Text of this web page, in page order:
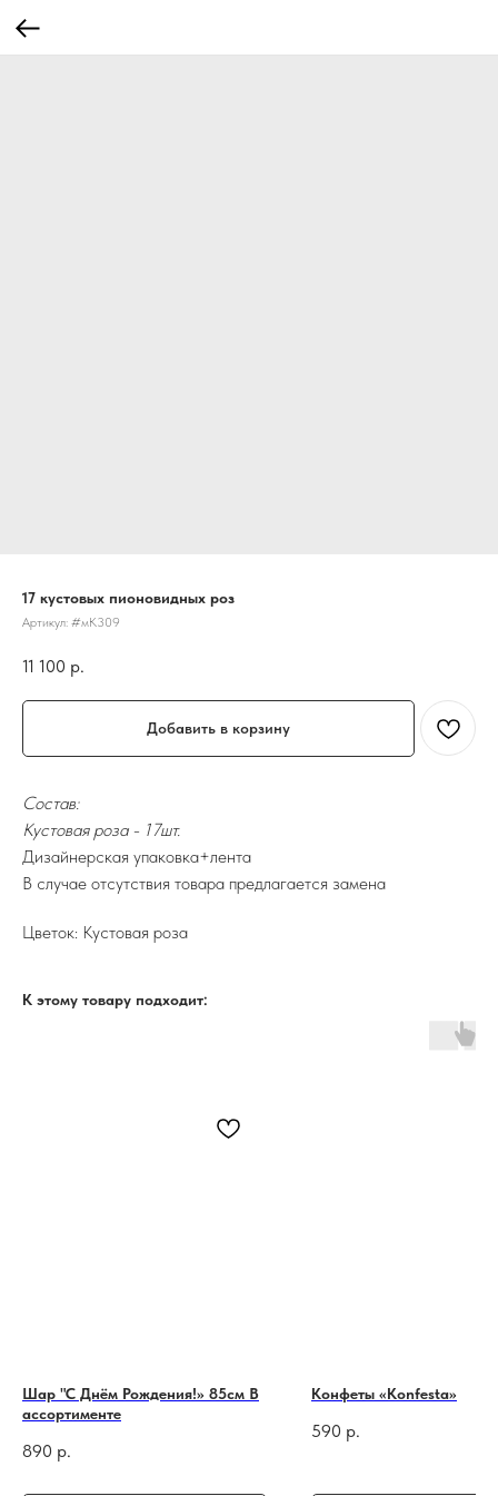
17 кустовых пионовидных роз
Артикул: #мК309
11 100 р.
Добавить в корзину
Состав:
Кустовая роза - 17шт.
Дизайнерская упаковка+лента
В случае отсутствия товара предлагается замена
Цветок: Кустовая роза
К этому товару подходит:
Шар "С Днём Рождения!» 85см В
ассортименте
890 р.
Конфеты «Konfesta»
590 р.